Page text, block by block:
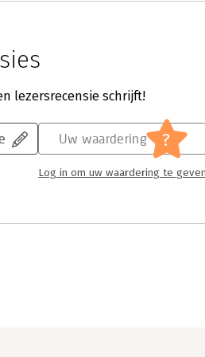
lezersrecensie schrijft!
Uw waardering ?
Log in om uw waardering te